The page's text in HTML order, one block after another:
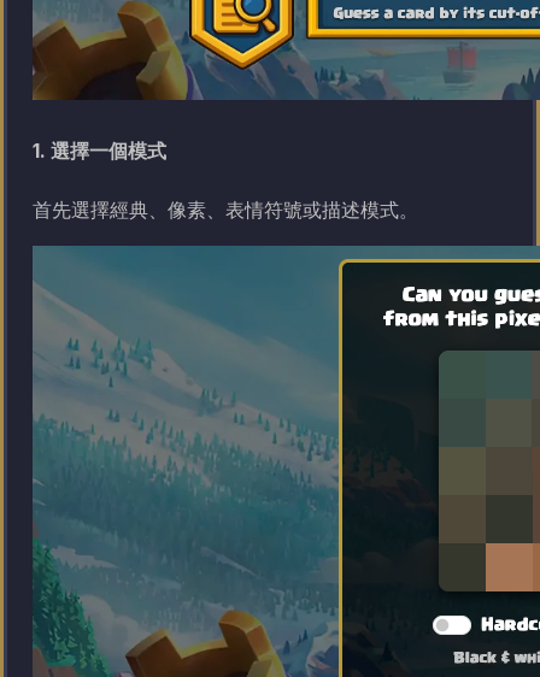
1. 選擇一個模式
首先選擇經典、像素、表情符號或描述模式。